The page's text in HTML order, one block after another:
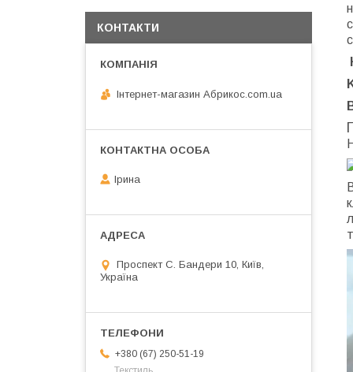
КОНТАКТИ
Інтернет-магазин Абрикос.com.ua
Ірина
Проспект С. Бандери 10, Київ,
Україна
+380 (67) 250-51-19